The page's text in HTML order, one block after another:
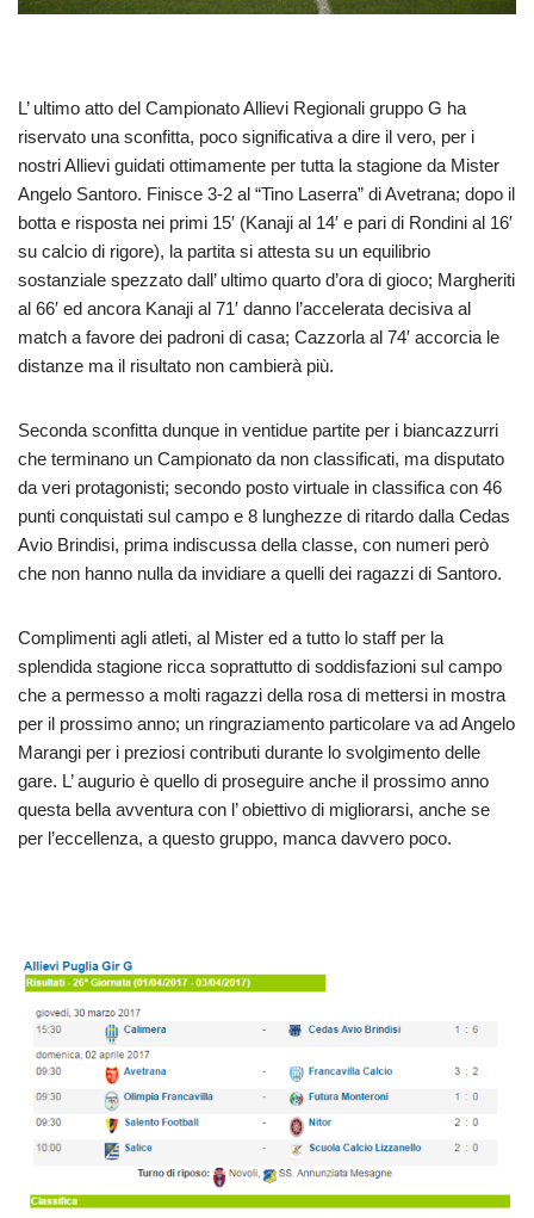
L’ ultimo atto del Campionato Allievi Regionali gruppo G ha
riservato una sconfitta, poco significativa a dire il vero, per i
nostri Allievi guidati ottimamente per tutta la stagione da Mister
Angelo Santoro. Finisce 3-2 al “Tino Laserra” di Avetrana; dopo il
botta e risposta nei primi 15′ (Kanaji al 14′ e pari di Rondini al 16′
su calcio di rigore), la partita si attesta su un equilibrio
sostanziale spezzato dall’ ultimo quarto d’ora di gioco; Margheriti
al 66′ ed ancora Kanaji al 71′ danno l’accelerata decisiva al
match a favore dei padroni di casa; Cazzorla al 74′ accorcia le
distanze ma il risultato non cambierà più.
Seconda sconfitta dunque in ventidue partite per i biancazzurri
che terminano un Campionato da non classificati, ma disputato
da veri protagonisti; secondo posto virtuale in classifica con 46
punti conquistati sul campo e 8 lunghezze di ritardo dalla Cedas
Avio Brindisi, prima indiscussa della classe, con numeri però
che non hanno nulla da invidiare a quelli dei ragazzi di Santoro.
Complimenti agli atleti, al Mister ed a tutto lo staff per la
splendida stagione ricca soprattutto di soddisfazioni sul campo
che a permesso a molti ragazzi della rosa di mettersi in mostra
per il prossimo anno; un ringraziamento particolare va ad Angelo
Marangi per i preziosi contributi durante lo svolgimento delle
gare. L’ augurio è quello di proseguire anche il prossimo anno
questa bella avventura con l’ obiettivo di migliorarsi, anche se
per l’eccellenza, a questo gruppo, manca davvero poco.